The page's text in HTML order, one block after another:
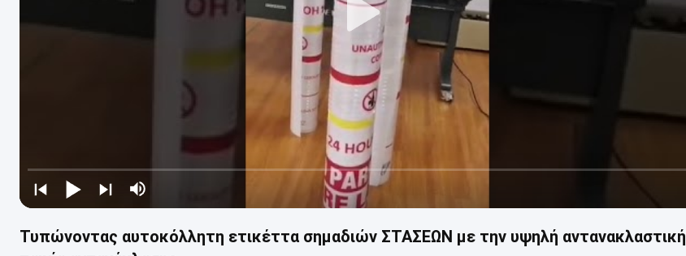
Τυπώνοντας αυτοκόλλητη ετικέττα σημαδιών ΣΤΑΣΕΩΝ με την υψηλή αντανακλαστική